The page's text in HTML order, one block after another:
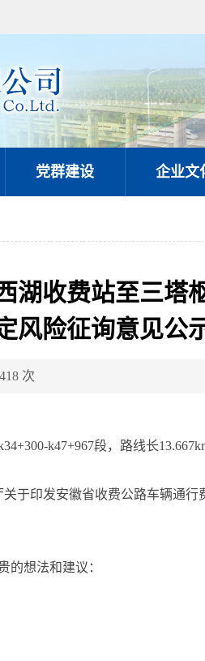
党群建设 企业文
湖收费站至三塔
风险征询意见公
次
k47+967段，路线长
于印发安徽省收费公路车辆通
的想法和建议：